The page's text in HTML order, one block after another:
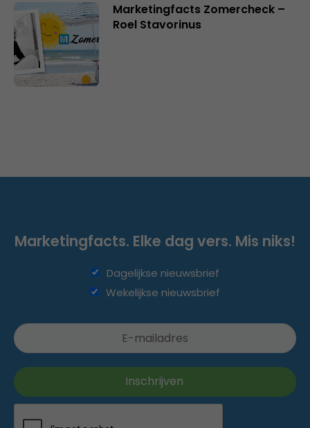
Marketingfacts Zomercheck –
Roel Stavorinus
Marketingfacts. Elke dag vers. Mis niks!
Dagelijkse nieuwsbrief
Wekelijkse nieuwsbrief